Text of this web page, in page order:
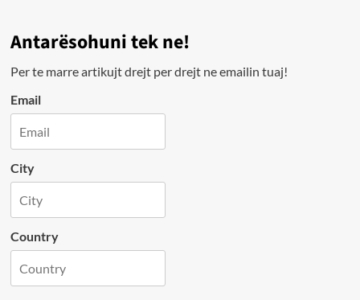
Antarësohuni tek ne!
Per te marre artikujt drejt per drejt ne emailin tuaj!
Email
City
Country